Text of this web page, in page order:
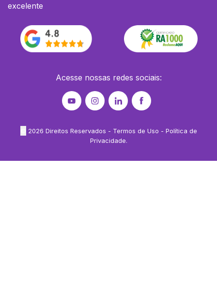
excelente
Acesse nossas redes sociais:
2026 Direitos Reservados - Termos de Uso - Política de
Privacidade.